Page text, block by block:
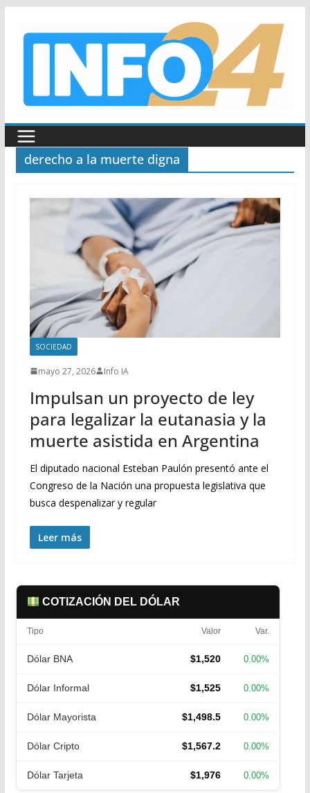
derecho a la muerte digna
SOCIEDAD
mayo 27, 2026 Info IA
Impulsan un proyecto de ley
para legalizar la eutanasia y la
muerte asistida en Argentina
El diputado nacional Esteban Paulón presentó ante el
Congreso de la Nación una propuesta legislativa que
busca despenalizar y regular
Leer más
COTIZACIÓN DEL DÓLAR
Tipo Valor Var.
Dólar BNA $1,520 0.00%
Dólar Informal $1,525 0.00%
Dólar Mayorista $1,498.5 0.00%
Dólar Cripto $1,567.2 0.00%
Dólar Tarjeta $1,976 0.00%